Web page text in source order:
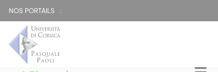
NOS PORTAILS :